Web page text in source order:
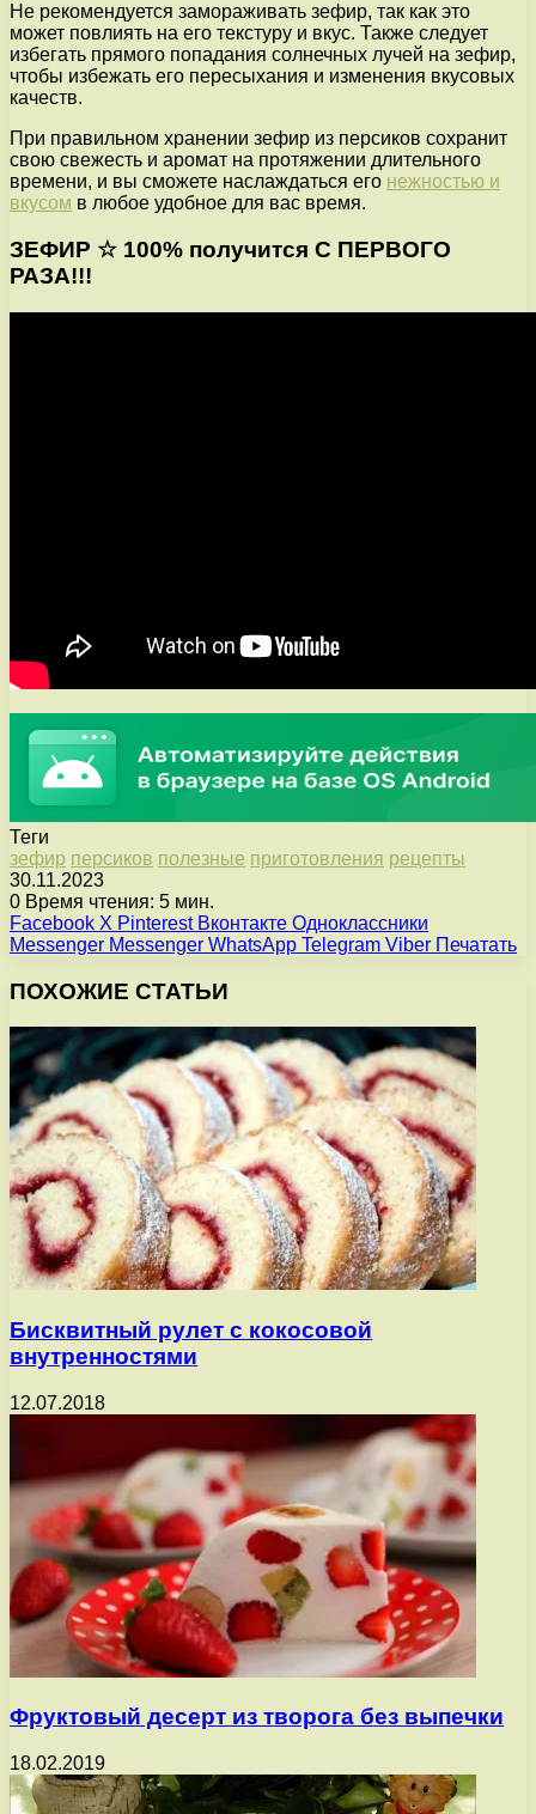
Не рекомендуется замораживать зефир, так как это
может повлиять на его текстуру и вкус. Также следует
избегать прямого попадания солнечных лучей на зефир,
чтобы избежать его пересыхания и изменения вкусовых
качеств.
При правильном хранении зефир из персиков сохранит
свою свежесть и аромат на протяжении длительного
времени, и вы сможете наслаждаться его нежностью и
вкусом в любое удобное для вас время.
ЗЕФИР ☆ 100% получится С ПЕРВОГО
РАЗА!!!
Теги
зефир персиков полезные приготовления рецепты
30.11.2023
0 Время чтения: 5 мин.
Facebook X Pinterest Вконтакте Одноклассники
Messenger Messenger WhatsApp Telegram Viber Печатать
ПОХОЖИЕ СТАТЬИ
Бисквитный рулет с кокосовой
внутренностями
12.07.2018
Фруктовый десерт из творога без выпечки
18.02.2019